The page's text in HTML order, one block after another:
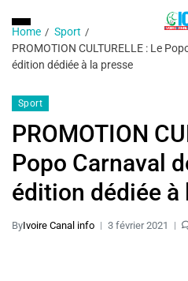
Home
Sport
PROMOTION CULTURELLE : Le
édition dédiée à la presse
Sport
PROMOTION
Popo Carnaval
édition dédiée à
ByIvoire Canal info 3 février 2021